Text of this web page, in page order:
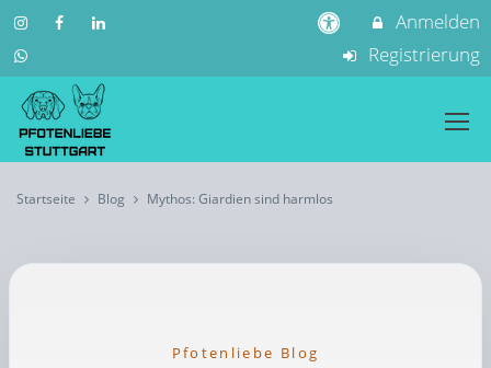
Anmelden
Registrierung
Startseite Blog Mythos: Giardien sind harmlos
Pfotenliebe Blog